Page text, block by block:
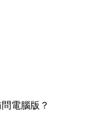
電腦版？